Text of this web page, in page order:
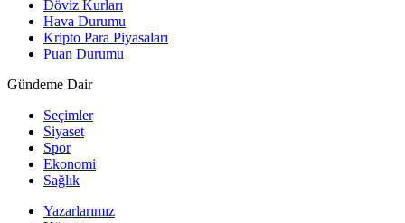
Döviz Kurları
Hava Durumu
Kripto Para Piyasaları
Puan Durumu
Gündeme Dair
Seçimler
Siyaset
Spor
Ekonomi
Sağlık
Yazarlarımız